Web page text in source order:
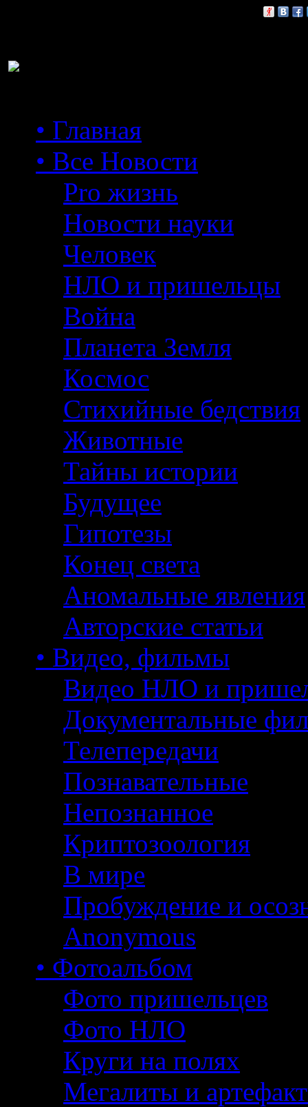
• Главная
• Все Новости
Pro жизнь
Новости науки
Человек
НЛО и пришельцы
Война
Планета Земля
Космос
Стихийные бедствия
Животные
Тайны истории
Будущее
Гипотезы
Конец света
Аномальные явления
Авторские статьи
• Видео, фильмы
Видео НЛО и
Документальные
Телепередачи
Познавательные
Непознанное
Криптозоология
В мире
Пробуждение и
Anonymous
• Фотоальбом
Фото пришельцев
Фото НЛО
Круги на полях
Мегалиты и